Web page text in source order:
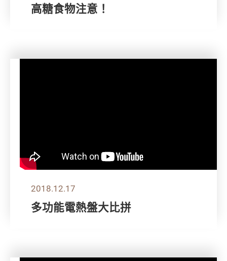
高糖食物注意！
2018.12.17
多功能電熱盤大比拼